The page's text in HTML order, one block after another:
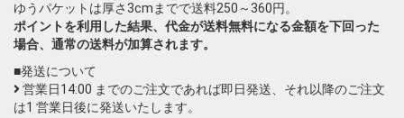
ゆうパケットは厚さ3cmまでで送料250～360円。
ポイントを利用した結果、代金が送料無料になる金額を下回った
場合、通常の送料が加算されます。
■発送について
営業日14:00 までのご注文であれば即日発送、それ以降のご注文
は1 営業日後に発送いたします。